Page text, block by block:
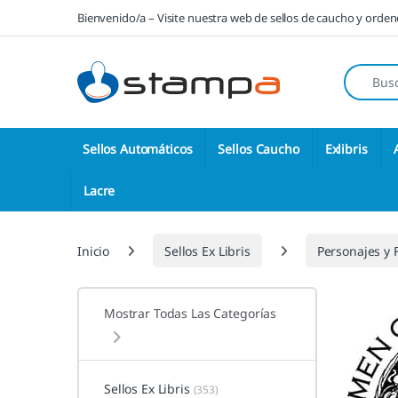
Saltar a la navegación
Saltar al contenidoBienvenido/a – Visite nuestra web de sellos de caucho y
Sellos Automáticos Sellos Caucho Exlibris
Lacre
Inicio Sellos Ex Libris Personajes y
Mostrar Todas Las Categorías
Sellos Ex Libris (353)